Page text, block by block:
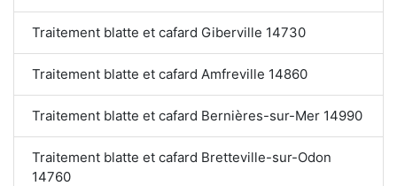
Traitement blatte et cafard Giberville 14730
Traitement blatte et cafard Amfreville 14860
Traitement blatte et cafard Bernières-sur-Mer 14990
Traitement blatte et cafard Bretteville-sur-Odon
14760